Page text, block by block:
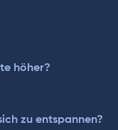
höher?
zu entspannen?